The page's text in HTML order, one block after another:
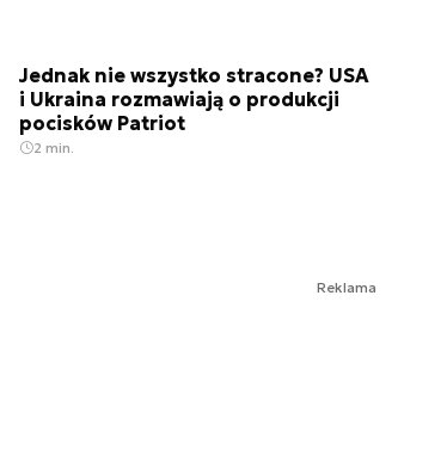
Jednak nie wszystko stracone? USA
i Ukraina rozmawiają o produkcji
pocisków Patriot
2 min.
Reklama